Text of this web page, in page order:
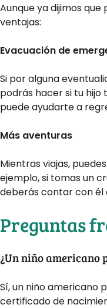
Aunque ya dijimos
ventajas:
Evacuación de
Si por alguna
podrás hacer si tu hijo
puede ayudarte a
Más aventuras
Mientras viajas,
ejemplo, si tomas un
deberás contar con él
Preguntas
¿Un niño americano
Sí, un niño americano
certificado de